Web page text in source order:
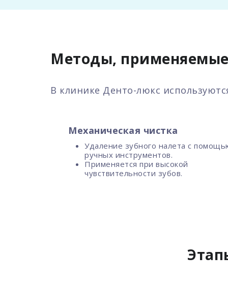
Методы,
В клинике Денто-люкс
Механическая чистка
Удаление зубного налета с
ручных инструментов.
Применяется при высокой
чувствительности зубов.